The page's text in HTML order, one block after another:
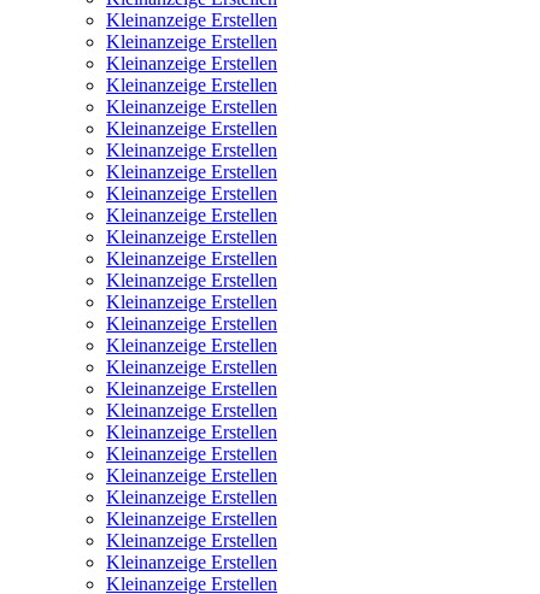
Kleinanzeige Erstellen
Kleinanzeige Erstellen
Kleinanzeige Erstellen
Kleinanzeige Erstellen
Kleinanzeige Erstellen
Kleinanzeige Erstellen
Kleinanzeige Erstellen
Kleinanzeige Erstellen
Kleinanzeige Erstellen
Kleinanzeige Erstellen
Kleinanzeige Erstellen
Kleinanzeige Erstellen
Kleinanzeige Erstellen
Kleinanzeige Erstellen
Kleinanzeige Erstellen
Kleinanzeige Erstellen
Kleinanzeige Erstellen
Kleinanzeige Erstellen
Kleinanzeige Erstellen
Kleinanzeige Erstellen
Kleinanzeige Erstellen
Kleinanzeige Erstellen
Kleinanzeige Erstellen
Kleinanzeige Erstellen
Kleinanzeige Erstellen
Kleinanzeige Erstellen
Kleinanzeige Erstellen